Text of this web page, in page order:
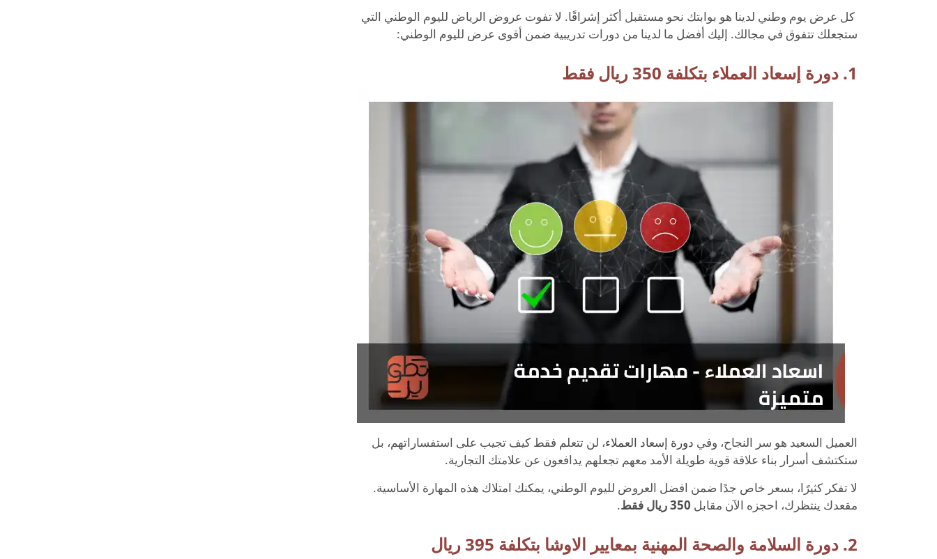
كل عرض يوم وطني لدينا هو بوابتك نحو مستقبل أكثر إشراقًا. لا تفوت عروض الرياض لليوم الوطني التي
ستجعلك تتفوق في مجالك. إليك أفضل ما لدينا من دورات تدريبية ضمن أقوى عرض لليوم الوطني:
1. دورة إسعاد العملاء بتكلفة 350 ريال فقط
العميل السعيد هو سر النجاح، وفي دورة إسعاد العملاء، لن تتعلم فقط كيف تجيب على استفساراتهم، بل
ستكتشف أسرار بناء علاقة قوية طويلة الأمد معهم تجعلهم يدافعون عن علامتك التجارية.
لا تفكر كثيرًا، بسعر خاص جدًا ضمن افضل العروض لليوم الوطني، يمكنك امتلاك هذه المهارة الأساسية.
مقعدك ينتظرك، احجزه الآن مقابل
.
2. دورة السلامة والصحة المهنية بمعايير الاوشا بتكلفة 395 ريال